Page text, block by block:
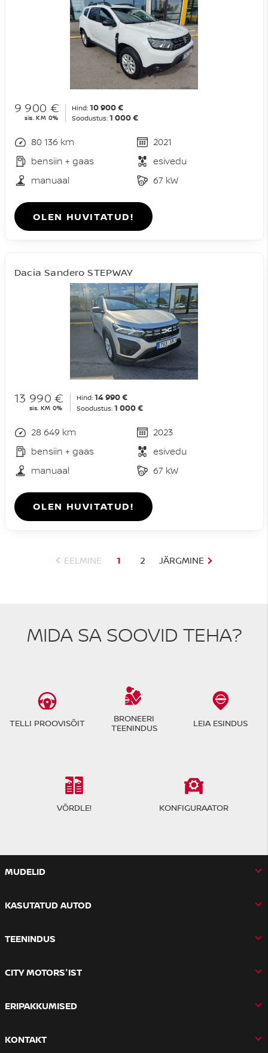
9 900 €
sis. KM 0%
Hind: 10 900 €
Soodustus: 1 000 €
80 136 km
2021
bensiin + gaas
esivedu
manuaal
67 kW
OLEN HUVITATUD!
Dacia Sandero STEPWAY
13 990 €
sis. KM 0%
Hind: 14 990 €
Soodustus: 1 000 €
28 649 km
2023
bensiin + gaas
esivedu
manuaal
67 kW
OLEN HUVITATUD!
EELMINE JÄRGMINE
1 2
MIDA SA SOOVID TEHA?
TELLI PROOVISÕIT
BRONEERI
TEENINDUS
LEIA ESINDUS
VÕRDLE! KONFIGURAATOR
MUDELID
KASUTATUD AUTOD
TEENINDUS
CITY MOTORS'IST
ERIPAKKUMISED
KONTAKT